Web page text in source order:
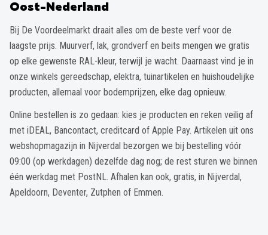
Oost-Nederland
Bij De Voordeelmarkt draait alles om de beste verf voor de
laagste prijs. Muurverf, lak, grondverf en beits mengen we gratis
op elke gewenste RAL-kleur, terwijl je wacht. Daarnaast vind je in
onze winkels gereedschap, elektra, tuinartikelen en huishoudelijke
producten, allemaal voor bodemprijzen, elke dag opnieuw.
Online bestellen is zo gedaan: kies je producten en reken veilig af
met iDEAL, Bancontact, creditcard of Apple Pay. Artikelen uit ons
webshopmagazijn in Nijverdal bezorgen we bij bestelling vóór
09:00 (op werkdagen) dezelfde dag nog; de rest sturen we binnen
één werkdag met PostNL. Afhalen kan ook, gratis, in Nijverdal,
Apeldoorn, Deventer, Zutphen of Emmen.